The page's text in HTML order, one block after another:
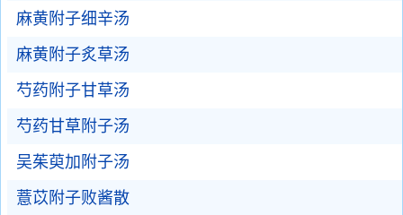
麻黄附子细辛汤
麻黄附子炙草汤
芍药附子甘草汤
芍药甘草附子汤
吴茱萸加附子汤
薏苡附子败酱散